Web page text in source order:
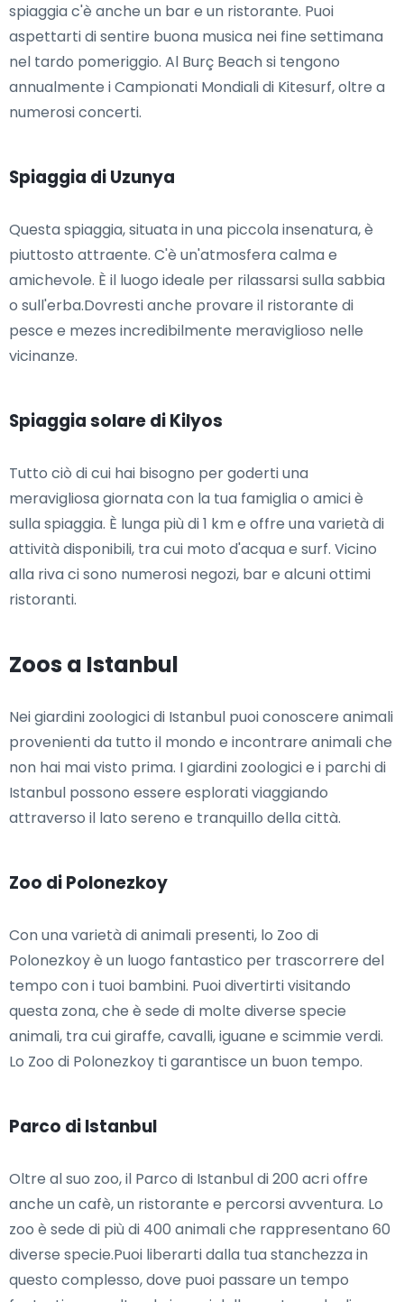
spiaggia c'è anche un bar e un ristorante. Puoi
aspettarti di sentire buona musica nei fine settimana
nel tardo pomeriggio. Al Burç Beach si tengono
annualmente i Campionati Mondiali di Kitesurf, oltre a
numerosi concerti.
Spiaggia di Uzunya
Questa spiaggia, situata in una piccola insenatura, è
piuttosto attraente. C'è un'atmosfera calma e
amichevole. È il luogo ideale per rilassarsi sulla sabbia
o sull'erba.Dovresti anche provare il ristorante di
pesce e mezes incredibilmente meraviglioso nelle
vicinanze.
Spiaggia solare di Kilyos
Tutto ciò di cui hai bisogno per goderti una
meravigliosa giornata con la tua famiglia o amici è
sulla spiaggia. È lunga più di 1 km e offre una varietà di
attività disponibili, tra cui moto d'acqua e surf. Vicino
alla riva ci sono numerosi negozi, bar e alcuni ottimi
ristoranti.
Zoos a Istanbul
Nei giardini zoologici di Istanbul puoi conoscere animali
provenienti da tutto il mondo e incontrare animali che
non hai mai visto prima. I giardini zoologici e i parchi di
Istanbul possono essere esplorati viaggiando
attraverso il lato sereno e tranquillo della città.
Zoo di Polonezkoy
Con una varietà di animali presenti, lo Zoo di
Polonezkoy è un luogo fantastico per trascorrere del
tempo con i tuoi bambini. Puoi divertirti visitando
questa zona, che è sede di molte diverse specie
animali, tra cui giraffe, cavalli, iguane e scimmie verdi.
Lo Zoo di Polonezkoy ti garantisce un buon tempo.
Parco di Istanbul
Oltre al suo zoo, il Parco di Istanbul di 200 acri offre
anche un cafè, un ristorante e percorsi avventura. Lo
zoo è sede di più di 400 animali che rappresentano 60
diverse specie.Puoi liberarti dalla tua stanchezza in
questo complesso, dove puoi passare un tempo